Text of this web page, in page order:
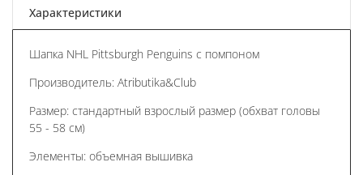
Характеристики
Шапка NHL Pittsburgh Penguins с помпоном
Производитель: Atributika&Club
Размер: стандартный взрослый размер (обхват головы
55 - 58 см)
Элементы: объемная вышивка